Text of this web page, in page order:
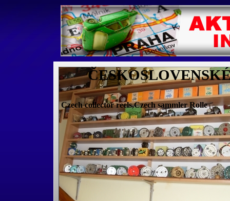
Czech collector reels,Czech sammler Rolle